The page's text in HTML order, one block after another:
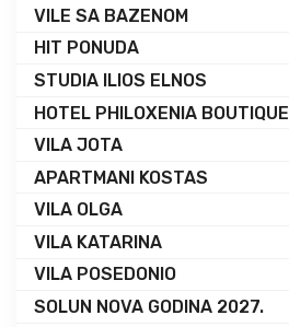
VILE SA BAZENOM
HIT PONUDA
STUDIA ILIOS ELNOS
HOTEL PHILOXENIA BOUTIQUE
VILA JOTA
APARTMANI KOSTAS
VILA OLGA
VILA KATARINA
VILA POSEDONIO
SOLUN NOVA GODINA 2027.